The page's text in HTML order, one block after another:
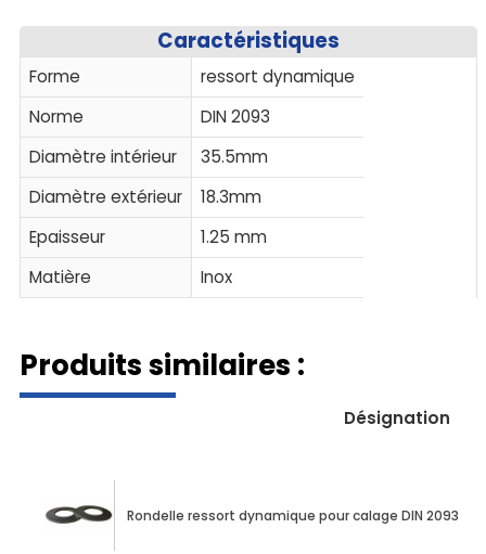
Caractéristiques
Forme
ressort dynamique
Norme
DIN 2093
Diamètre intérieur
35.5mm
Diamètre extérieur
18.3mm
Epaisseur
1.25 mm
Matière
Inox
Produits similaires :
Désignation
Rondelle ressort dynamique pour calage DIN 2093